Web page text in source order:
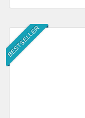
BESTSELLER